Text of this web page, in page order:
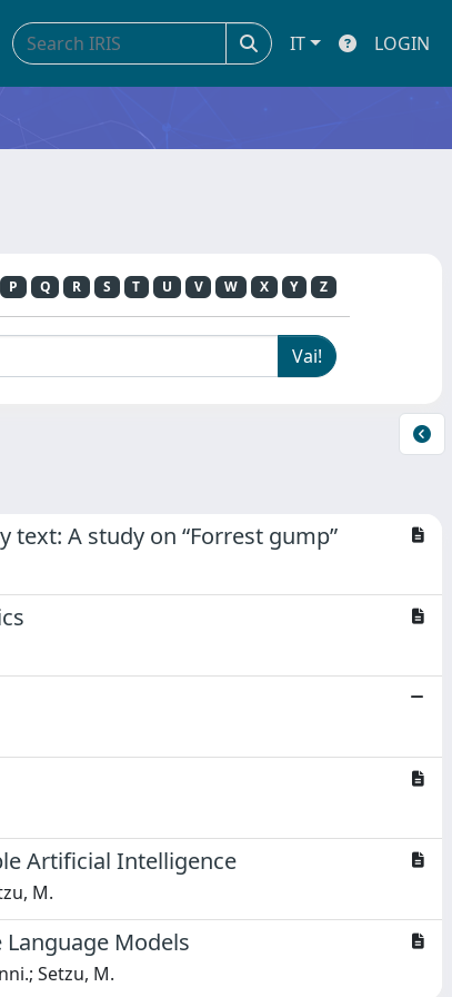
IT LOGIN
P Q R S T U V W X Y Z
A study on “Forrest gump”
Artificial Intelligence
M.
Models
Setzu, M.